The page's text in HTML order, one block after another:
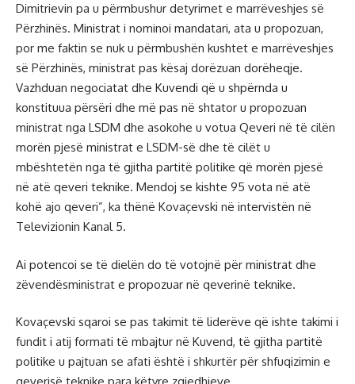
Dimitrievin pa u përmbushur detyrimet e marrëveshjes së
Përzhinës. Ministrat i nominoi mandatari, ata u propozuan,
por me faktin se nuk u përmbushën kushtet e marrëveshjes
së Përzhinës, ministrat pas kësaj dorëzuan dorëheqje.
Vazhduan negociatat dhe Kuvendi që u shpërnda u
konstituua përsëri dhe më pas në shtator u propozuan
ministrat nga LSDM dhe asokohe u votua Qeveri në të cilën
morën pjesë ministrat e LSDM-së dhe të cilët u
mbështetën nga të gjitha partitë politike që morën pjesë
në atë qeveri teknike. Mendoj se kishte 95 vota në atë
kohë ajo qeveri”, ka thënë Kovaçevski në intervistën në
Televizionin Kanal 5.
Ai potencoi se të dielën do të votojnë për ministrat dhe
zëvendësministrat e propozuar në qeverinë teknike.
Kovaçevski sqaroi se pas takimit të liderëve që ishte takimi i
fundit i atij formati të mbajtur në Kuvend, të gjitha partitë
politike u pajtuan se afati është i shkurtër për shfuqizimin e